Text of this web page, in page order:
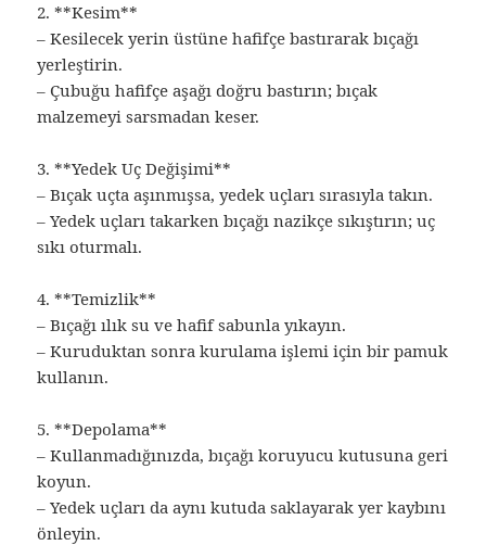
2. **Kesim**
– Kesilecek yerin üstüne hafifçe bastırarak bıçağı
yerleştirin.
– Çubuğu hafifçe aşağı doğru bastırın; bıçak
malzemeyi sarsmadan keser.
3. **Yedek Uç Değişimi**
– Bıçak uçta aşınmışsa, yedek uçları sırasıyla takın.
– Yedek uçları takarken bıçağı nazikçe sıkıştırın; uç
sıkı oturmalı.
4. **Temizlik**
– Bıçağı ılık su ve hafif sabunla yıkayın.
– Kuruduktan sonra kurulama işlemi için bir pamuk
kullanın.
5. **Depolama**
– Kullanmadığınızda, bıçağı koruyucu kutusuna geri
koyun.
– Yedek uçları da aynı kutuda saklayarak yer kaybını
önleyin.